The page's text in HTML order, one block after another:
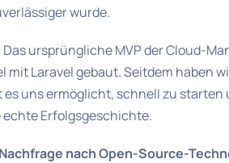
wurde.
ursprüngliche MVP der Cloud-
mit Laravel gebaut. Seitdem haben
uns ermöglicht, schnell zu
echte Erfolgsgeschichte.
nach Open-Source-